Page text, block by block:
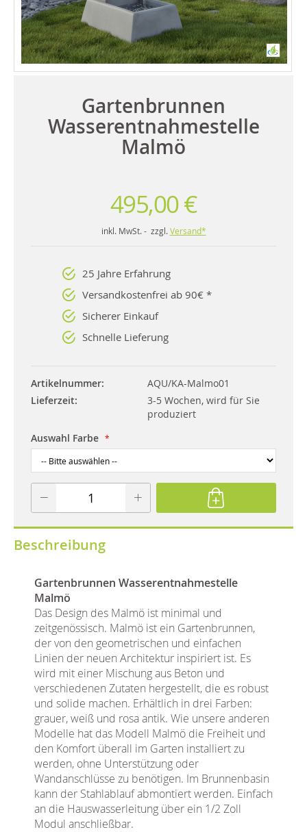
Gartenbrunnen
Wasserentnahmestelle
Malmö
495,00 €
inkl. MwSt. - zzgl. Versand*
25 Jahre Erfahrung
Versandkostenfrei ab 90€ *
Sicherer Einkauf
Schnelle Lieferung
Artikelnummer
AQU/KA-Malmo01
Lieferzeit
3-5 Wochen, wird für Sie
produziert
Auswahl Farbe
Beschreibung
Gartenbrunnen Wasserentnahmestelle
Malmö
Das Design des Malmö ist minimal und
zeitgenössisch. Malmö ist ein Gartenbrunnen,
der von den geometrischen und einfachen
Linien der neuen Architektur inspiriert ist. Es
wird mit einer Mischung aus Beton und
verschiedenen Zutaten hergestellt, die es robust
und solide machen. Erhältlich in drei Farben:
grauer, weiß und rosa antik. Wie unsere anderen
Modelle hat das Modell Malmö die Freiheit und
den Komfort überall im Garten installiert zu
werden, ohne Unterstützung oder
Wandanschlüsse zu benötigen. Im Brunnenbasin
kann der Stahlablauf abmontiert werden. Einfach
an die Hauswasserleitung über ein 1/2 Zoll
Modul anschließbar.